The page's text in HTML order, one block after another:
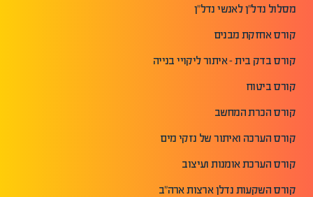
מסלול נדל"ן לאנשי נדל"ן
קורס אחזקת מבנים
קורס בדק בית - איתור ליקויי בנייה
קורס ביטוח
קורס הכרת המחשב
קורס הערכה ואיתור של נזקי מים
קורס הערכת אומנות ועיצוב
קורס השקעות נדלן ארצות ארה"ב